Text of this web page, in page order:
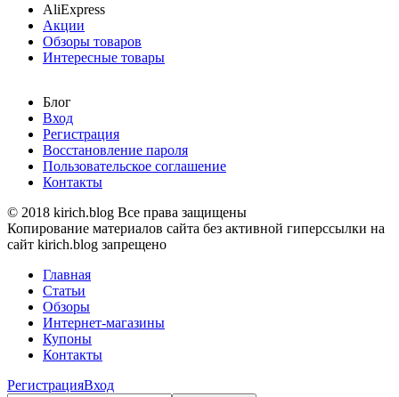
AliExpress
Акции
Обзоры товаров
Интересные товары
Блог
Вход
Регистрация
Восстановление пароля
Пользовательское соглашение
Контакты
© 2018 kirich.blog Все права защищены
Копирование материалов сайта без активной гиперссылки на
сайт kirich.blog запрещено
Главная
Статьи
Обзоры
Интернет-магазины
Купоны
Контакты
РегистрацияВход